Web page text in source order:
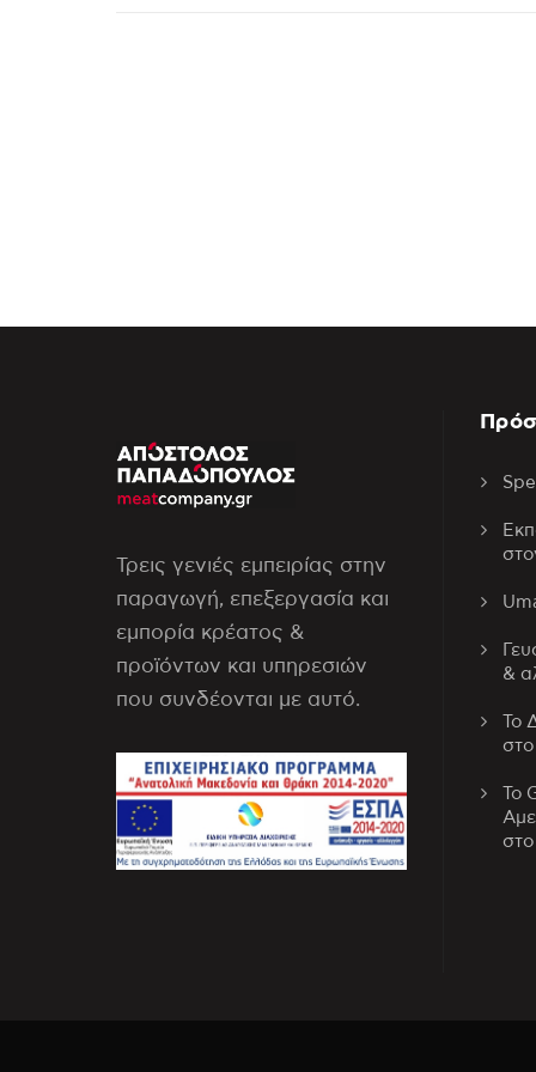
Τρεις γενιές εμπειρίας στην
παραγωγή, επεξεργασία και
εμπορία κρέατος &
προϊόντων και υπηρεσιών
που συνδέονται με αυτό.
&
Το
Το